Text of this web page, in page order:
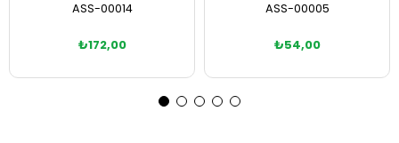
ASS-00014
₺172,00
ASS-00005
₺54,00